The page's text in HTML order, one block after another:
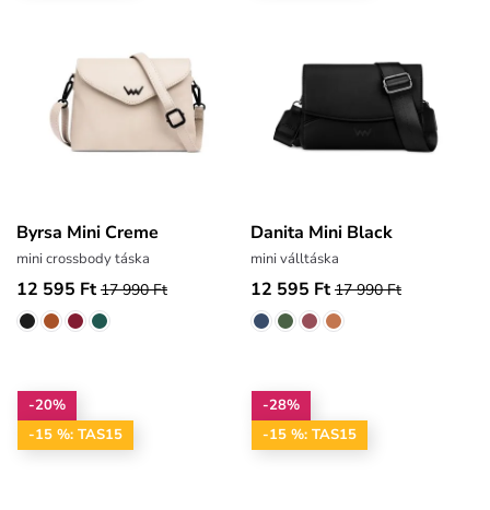
Byrsa Mini Creme
mini crossbody táska
12 595 Ft 17 990 Ft
Danita Mini Black
mini válltáska
12 595 Ft 17 990 Ft
-20%
-15 %: TAS15
-28%
-15 %: TAS15